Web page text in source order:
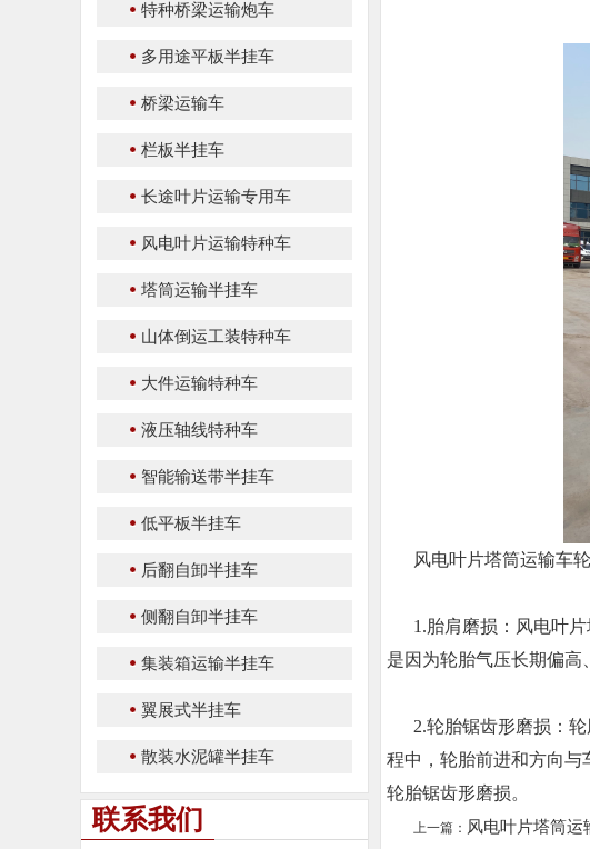
特种桥梁运输炮车
多用途平板半挂车
桥梁运输车
栏板半挂车
长途叶片运输专用车
风电叶片运输特种车
塔筒运输半挂车
山体倒运工装特种车
大件运输特种车
液压轴线特种车
智能输送带半挂车
低平板半挂车
后翻自卸半挂车
侧翻自卸半挂车
集装箱运输半挂车
翼展式半挂车
散装水泥罐半挂车
联系我们
风电叶片塔筒运输车
1.胎肩磨损：风电叶
是因为轮胎气压长期偏高
2.轮胎锯齿形磨损：
程中，轮胎前进和方向与
轮胎锯齿形磨损。
上一篇： 风电叶片塔筒运